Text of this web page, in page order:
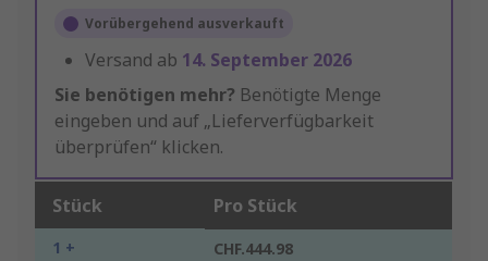
Vorübergehend ausverkauft
Versand ab 14. September 2026
Sie benötigen mehr? Benötigte Menge
eingeben und auf „Lieferverfügbarkeit
überprüfen“ klicken.
Stück Pro Stück
1 + CHF.444.98